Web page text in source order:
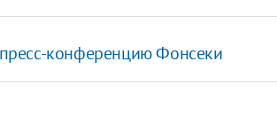
конференцию Фонсеки